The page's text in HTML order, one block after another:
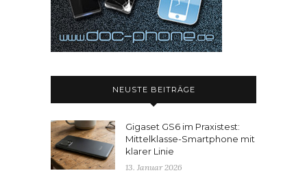
NEUSTE BEITRÄGE
Gigaset GS6 im Praxistest:
Mittelklasse-Smartphone mit
klarer Linie
13. Januar 2026